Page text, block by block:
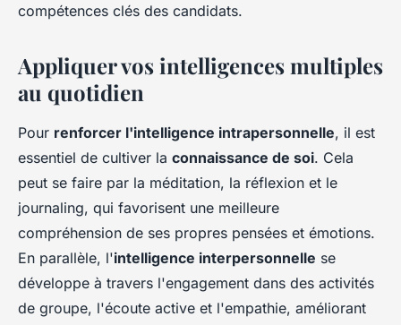
compétences clés des candidats.
Appliquer vos intelligences multiples
au quotidien
Pour renforcer l'intelligence intrapersonnelle, il est
essentiel de cultiver la connaissance de soi. Cela
peut se faire par la méditation, la réflexion et le
journaling, qui favorisent une meilleure
compréhension de ses propres pensées et émotions.
En parallèle, l'intelligence interpersonnelle se
développe à travers l'engagement dans des activités
de groupe, l'écoute active et l'empathie, améliorant